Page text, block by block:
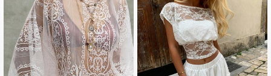
4,82 1.1M Takipçiler
4,82 1.1M Takipçiler
4,82 1.1M Takipçiler